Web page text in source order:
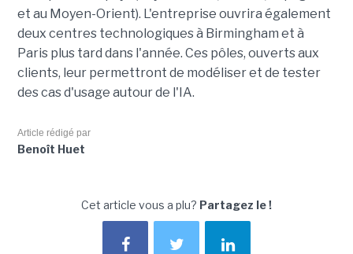
et au Moyen-Orient). L'entreprise ouvrira également
deux centres technologiques à Birmingham et à
Paris plus tard dans l'année. Ces pôles, ouverts aux
clients, leur permettront de modéliser et de tester
des cas d'usage autour de l'IA.
Article rédigé par
Benoît Huet
Cet article vous a plu? Partagez le !